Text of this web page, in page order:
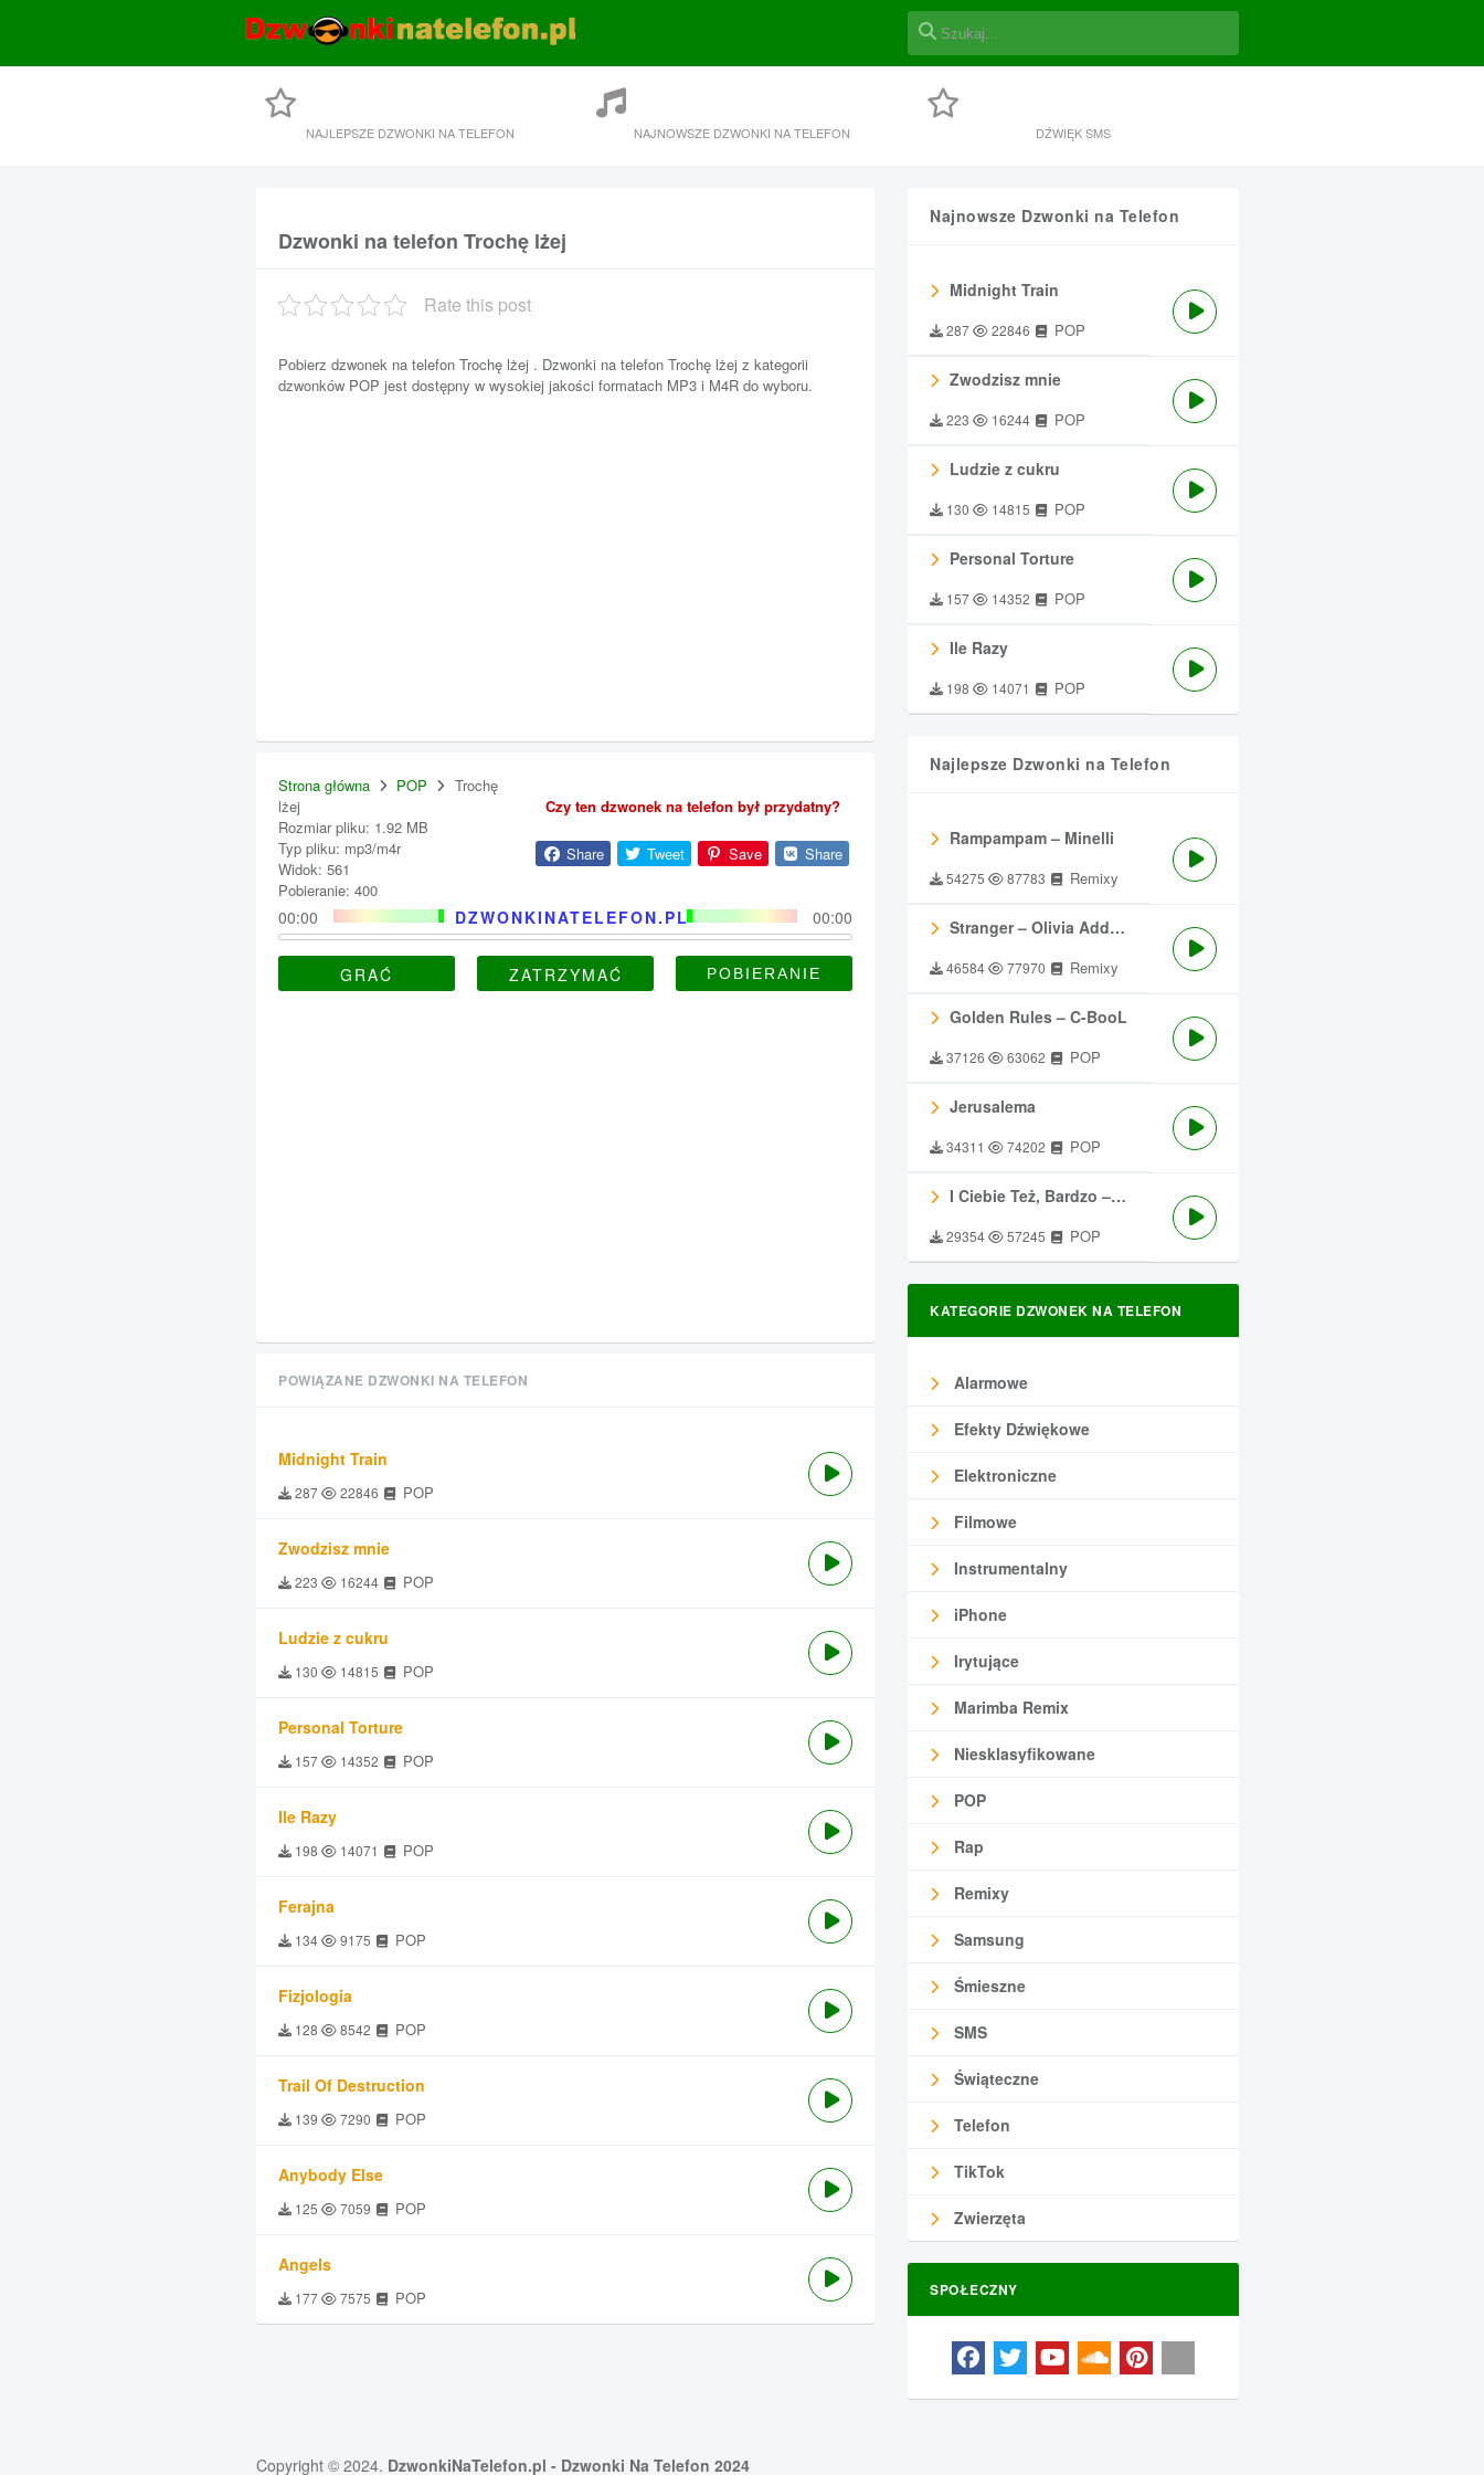
NAJLEPSZE DZWONKI NA TELEFON NAJNOWSZE DZWONKI NA TELEFON DŹWIĘK SMS
Dzwonki na telefon Trochę lżej
Rate this post
Pobierz dzwonek na telefon Trochę lżej . Dzwonki na telefon Trochę lżej z kategorii
dzwonków POP jest dostępny w wysokiej jakości formatach MP3 i M4R do wyboru.
Strona główna POP
Trochę
lżej
Rozmiar pliku: 1.92 MB
Typ pliku: mp3/m4r
Widok: 561
Pobieranie: 400
Czy ten dzwonek na telefon był przydatny?
Share Tweet Save Share
DZWONKINATELEFON.PL
00:00 00:00
GRAĆ ZATRZYMAĆ
Najnowsze Dzwonki na Telefon
Midnight Train
287 22846 POP
Zwodzisz mnie
223 16244 POP
Ludzie z cukru
130 14815 POP
Personal Torture
157 14352 POP
Ile Razy
198 14071 POP
Najlepsze Dzwonki na Telefon
Rampampam – Minelli
54275 87783 Remixy
Stranger – Olivia Addams
46584 77970 Remixy
Golden Rules – C-BooL
37126 63062 POP
Jerusalema
34311 74202 POP
I Ciebie Też, Bardzo – Męskie Granie
29354 57245 POP
KATEGORIE DZWONEK NA TELEFON
Alarmowe
Efekty Dźwiękowe
Elektroniczne
Filmowe
Instrumentalny
iPhone
Irytujące
Marimba Remix
Niesklasyfikowane
POP
Rap
Remixy
Samsung
Śmieszne
SMS
Świąteczne
Telefon
TikTok
Zwierzęta
SPOŁECZNY
POWIĄZANE DZWONKI NA TELEFON
Midnight Train
287 22846 POP
Zwodzisz mnie
223 16244 POP
Ludzie z cukru
130 14815 POP
Personal Torture
157 14352 POP
Ile Razy
198 14071 POP
Ferajna
134 9175 POP
Fizjologia
128 8542 POP
Trail Of Destruction
139 7290 POP
Anybody Else
125 7059 POP
Angels
177 7575 POP
Copyright © 2024. DzwonkiNaTelefon.pl - Dzwonki Na Telefon 2024